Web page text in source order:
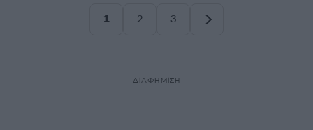
1
2
3
ΔΙΑΦΗΜΙΣΗ